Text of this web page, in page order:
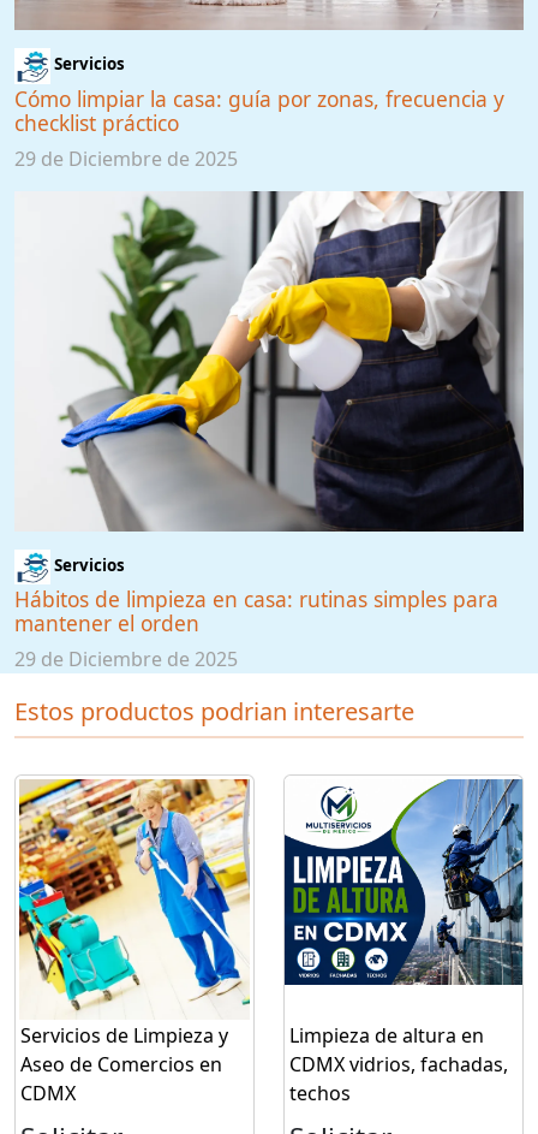
Servicios
Cómo limpiar la casa: guía por zonas, frecuencia y
checklist práctico
29 de Diciembre de 2025
Servicios
Hábitos de limpieza en casa: rutinas simples para
mantener el orden
29 de Diciembre de 2025
Estos productos podrian interesarte
Servicios de Limpieza y
Aseo de Comercios en
CDMX
Limpieza de altura en
CDMX vidrios, fachadas,
techos